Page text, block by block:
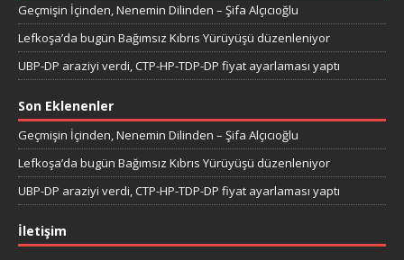
Geçmişin İçinden, Nenemin Dilinden – Şifa Alçıcıoğlu
Lefkoşa’da bugün Bağımsız Kıbrıs Yürüyüşü düzenleniyor
UBP-DP araziyi verdi, CTP-HP-TDP-DP fiyat ayarlaması yaptı
Son Eklenenler
Geçmişin İçinden, Nenemin Dilinden – Şifa Alçıcıoğlu
Lefkoşa’da bugün Bağımsız Kıbrıs Yürüyüşü düzenleniyor
UBP-DP araziyi verdi, CTP-HP-TDP-DP fiyat ayarlaması yaptı
İletişim